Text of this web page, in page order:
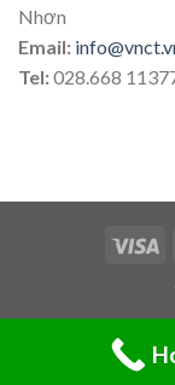
Nhơn
Email:
Tel:028.668